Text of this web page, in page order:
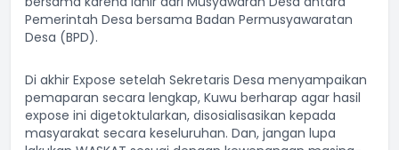
Pemerintah Desa bersama Badan Permusyawaratan
Desa (BPD).
Di akhir Expose setelah Sekretaris Desa menyampaikan
pemaparan secara lengkap, Kuwu berharap agar hasil
expose ini digetoktularkan, disosialisasikan kepada
masyarakat secara keseluruhan. Dan, jangan lupa